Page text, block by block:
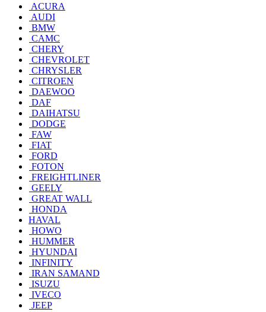
ACURA
AUDI
BMW
CAMC
CHERY
CHEVROLET
CHRYSLER
CITROEN
DAEWOO
DAF
DAIHATSU
DODGE
FAW
FIAT
FORD
FOTON
FREIGHTLINER
GEELY
GREAT WALL
HONDA
HAVAL
HOWO
HUMMER
HYUNDAI
INFINITY
IRAN SAMAND
ISUZU
IVECO
JEEP